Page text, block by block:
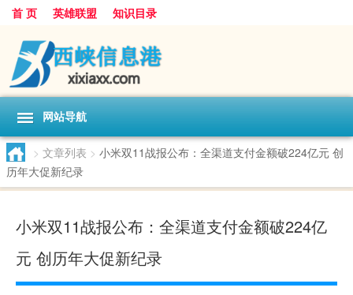
首 页 英雄联盟 知识目录
网站导航
> 文章列表 > 小米双11战报公布：全渠道支付金额破224亿元 创
历年大促新纪录
小米双11战报公布：全渠道支付金额破224亿
元 创历年大促新纪录